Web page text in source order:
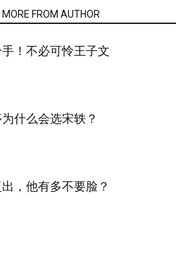
MORE FROM AUTHOR
！不必可怜王子文
什么会选宋轶？
，他有多不要脸？